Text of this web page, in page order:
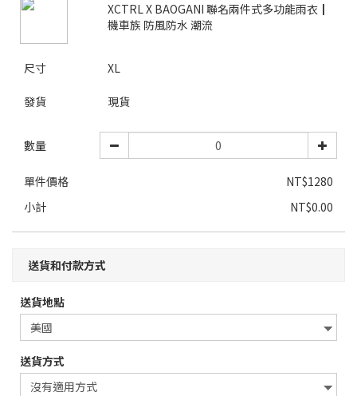
XCTRL X BAOGANI 聯名兩件式多功能雨衣┃
機車族 防風防水 潮流
尺寸 XL
發貨 現貨
數量
單件價格
NT$1280
小計
NT$0.00
送貨和付款方式
送貨地點
送貨方式